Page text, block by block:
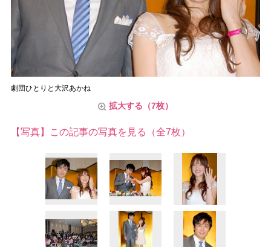
劇団ひとりと大沢あかね
拡大する（7枚）
【写真】この記事の写真を見る（全7枚）